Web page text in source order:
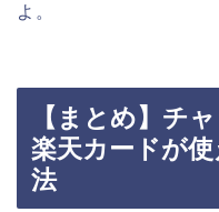
よ。
【まとめ】チ
楽天カードが
法